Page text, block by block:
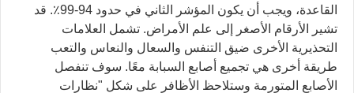
القاعدة، ويجب أن يكون المؤشر الثاني في حدود 94-99٪. قد
تشير الأرقام الأصغر إلى علم الأمراض. تشمل العلامات
التحذيرية الأخرى ضيق التنفس والسعال والنعاس والتعب
طريقة أخرى هي تجميع أصابع السبابة معًا. سوف تنفصل
الأصابع المتورمة وستلاحظ الأظافر على شكل "نظارات